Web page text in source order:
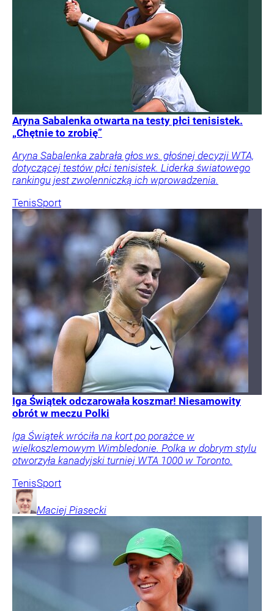
Aryna Sabalenka otwarta na testy płci tenisistek.
„Chętnie to zrobię”
Aryna Sabalenka zabrała głos ws. głośnej decyzji WTA,
dotyczącej testów płci tenisistek. Liderka światowego
rankingu jest zwolenniczką ich wprowadzenia.
TenisSport
Iga Świątek odczarowała koszmar! Niesamowity
obrót w meczu Polki
Iga Świątek wróciła na kort po porażce w
wielkoszlemowym Wimbledonie. Polka w dobrym stylu
otworzyła kanadyjski turniej WTA 1000 w Toronto.
TenisSport
Maciej Piasecki